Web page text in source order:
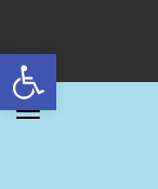
פתח